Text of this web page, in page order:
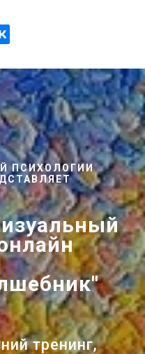
ПСИХОЛОГИИ
тренинг,